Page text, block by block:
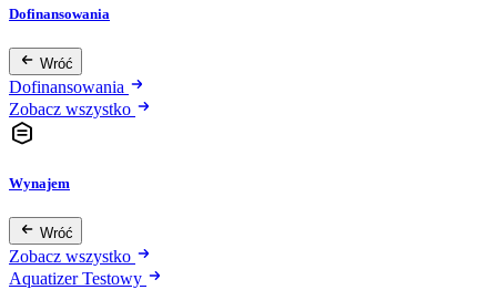
Dofinansowania
Wróć
Dofinansowania
Zobacz wszystko
Wynajem
Wróć
Zobacz wszystko
Aquatizer Testowy